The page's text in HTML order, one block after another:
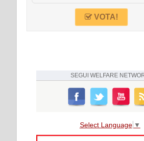
VOTA!
SEGUI WELFARE
Select Language ▼